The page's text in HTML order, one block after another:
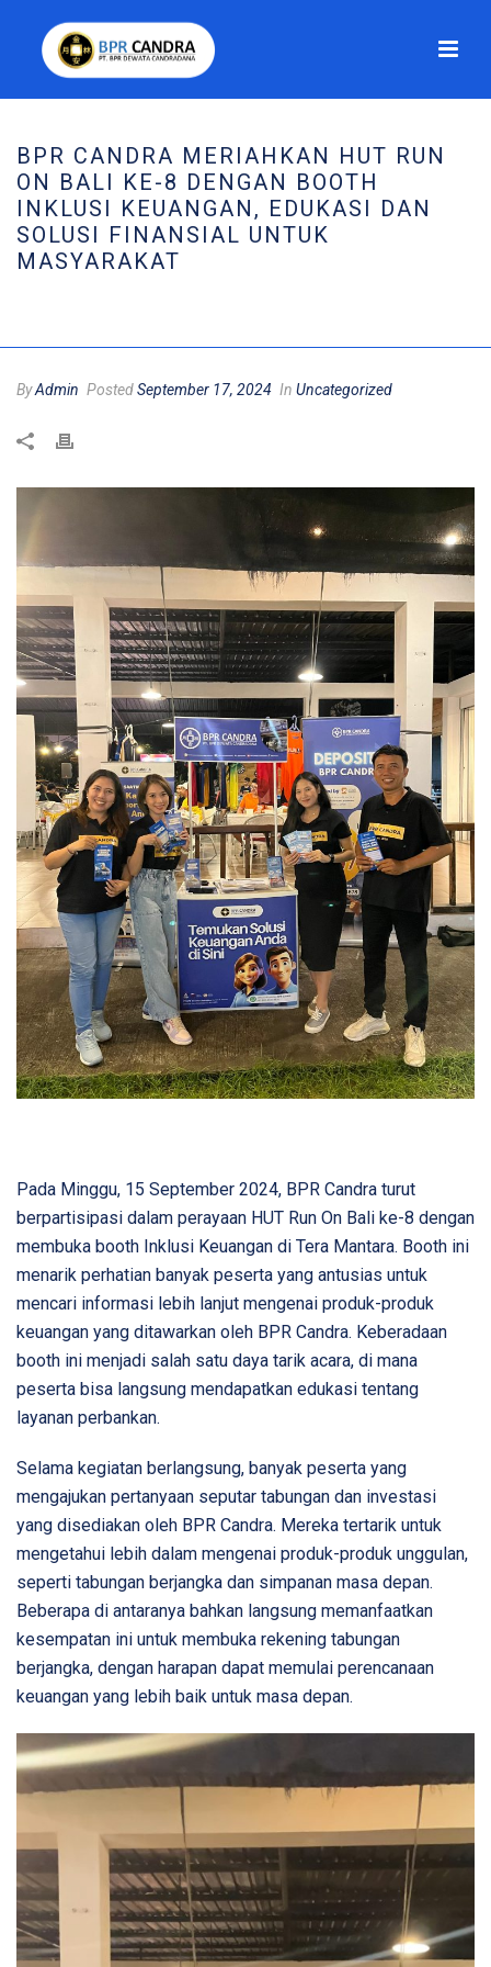
BPR CANDRA MERIAHKAN HUT RUN
ON BALI KE-8 DENGAN BOOTH
INKLUSI KEUANGAN, EDUKASI DAN
SOLUSI FINANSIAL UNTUK
MASYARAKAT
ByAdmin PostedSeptember 17, 2024 In Uncategorized
Pada Minggu, 15 September 2024, BPR Candra turut
berpartisipasi dalam perayaan HUT Run On Bali ke-8 dengan
membuka booth Inklusi Keuangan di Tera Mantara. Booth ini
menarik perhatian banyak peserta yang antusias untuk
mencari informasi lebih lanjut mengenai produk-produk
keuangan yang ditawarkan oleh BPR Candra. Keberadaan
booth ini menjadi salah satu daya tarik acara, di mana
peserta bisa langsung mendapatkan edukasi tentang
layanan perbankan.
Selama kegiatan berlangsung, banyak peserta yang
mengajukan pertanyaan seputar tabungan dan investasi
yang disediakan oleh BPR Candra. Mereka tertarik untuk
mengetahui lebih dalam mengenai produk-produk unggulan,
seperti tabungan berjangka dan simpanan masa depan.
Beberapa di antaranya bahkan langsung memanfaatkan
kesempatan ini untuk membuka rekening tabungan
berjangka, dengan harapan dapat memulai perencanaan
keuangan yang lebih baik untuk masa depan.